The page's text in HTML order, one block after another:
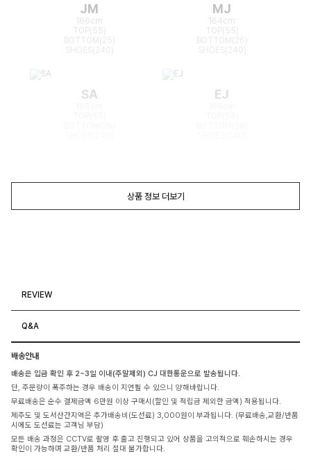
JM
166cm
TOP(55)
BOTTOM(25)
MJ
164cm
TOP(55)
BOTTOM(26)
SA EJ
상품 정보 더보기
REVIEW
Q&A
배송안내
배송은 입금 확인 후 2~3일 이내(주말제외) CJ 대한통운으로 발송됩니다.
단, 주문량이 폭주하는 경우 배송이 지연될 수 있으니 양해바랍니다.
무료배송은 순수 결제금액 6만원 이상 구매시(할인 및 적립금 제외한 금액) 적용됩니다.
제주도 및 도서산간지역은 추가배송비(도선료) 3,000원이 부과됩니다. (무료배송,교환/반품
시에도 도선료는 고객님 부담)
모든 배송 과정은 CCTV로 촬영 후 출고 진행되고 있어 상품을 고의적으로 훼손하시는 경우
확인이 가능하며 교환/반품 처리 절대 불가합니다.